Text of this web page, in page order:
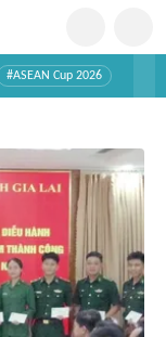
#ASEAN Cup 2026